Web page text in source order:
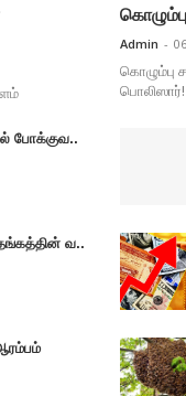
போக்குவ..
வ..
Admin -
கொழும்பு
பொலிஸார்!